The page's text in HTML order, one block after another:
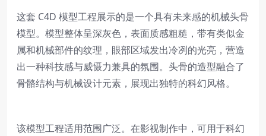
这套 C4D 模型工程展示的是一个具有未来感的机械头骨
模型。模型整体呈深灰色，表面质感粗糙，带有类似金
属和机械部件的纹理，眼部区域发出冷冽的光亮，营造
出一种科技感与威慑力兼具的氛围。头骨的造型融合了
骨骼结构与机械设计元素，展现出独特的科幻风格。
该模型工程适用范围广泛。在影视制作中，可用于科幻